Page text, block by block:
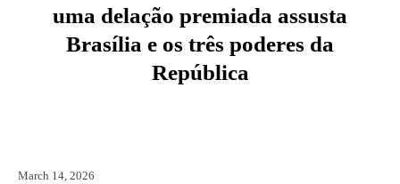
uma delação premiada assusta
Brasília e os três poderes da
República
March 14, 2026